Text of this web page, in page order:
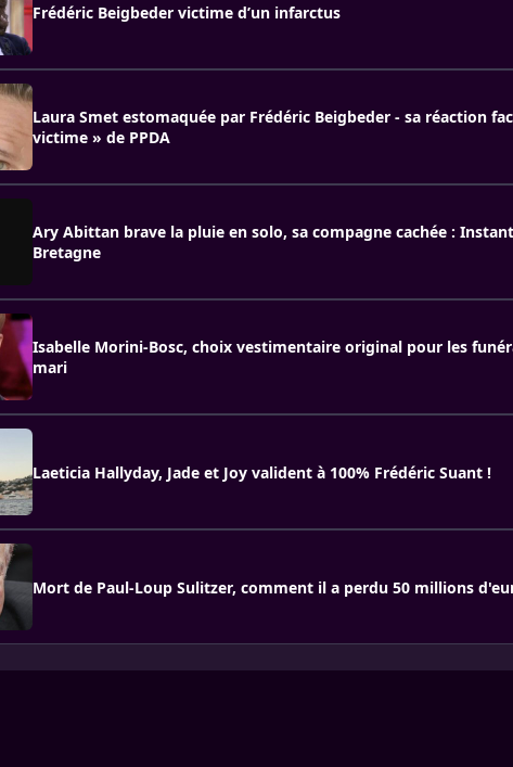
Frédéric Beigbeder victime d’un infarctus
Laura Smet estomaquée par Frédéric Beigbeder - sa réaction
victime » de PPDA
Ary Abittan brave la pluie en solo, sa compagne cachée :
Bretagne
Isabelle Morini-Bosc, choix vestimentaire original pour les
mari
Laeticia Hallyday, Jade et Joy valident à 100% Frédéric Suant !
Mort de Paul-Loup Sulitzer, comment il a perdu 50 millions